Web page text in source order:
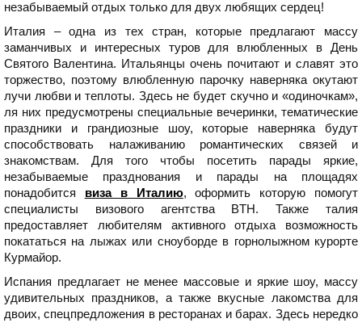
незабываемый отдых только для двух любящих сердец!
Италия – одна из тех стран, которые предлагают массу
заманчивых и интересных туров для влюбленных в День
Святого Валентина. Итальянцы очень почитают и славят это
торжество, поэтому влюбленную парочку наверняка окутают
лучи любви и теплоты. Здесь не будет скучно и «одиночкам»,
ля них предусмотрены специальные вечеринки, тематические
праздники и грандиозные шоу, которые наверняка будут
способствовать налаживанию романтических связей и
знакомствам. Для того чтобы посетить парады яркие,
незабываемые празднования и парады на площадях
понадобится виза в Италию, оформить которую помогут
специалисты визового агентства BTH. Также талия
предоставляет любителям активного отдыха возможность
покататься на лыжах или сноуборде в горнолыжном курорте
Курмайор.
Испания предлагает не менее массовые и яркие шоу, массу
удивительных праздников, а также вкусные лакомства для
двоих, спецпредложения в ресторанах и барах. Здесь нередко